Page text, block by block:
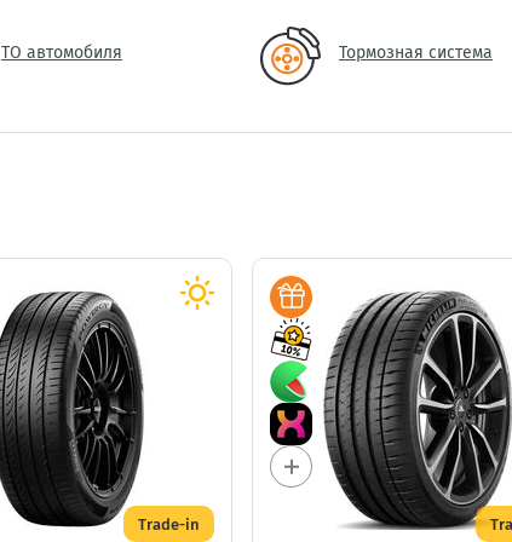
ТО автомобиля Тормозная система
Trade-in